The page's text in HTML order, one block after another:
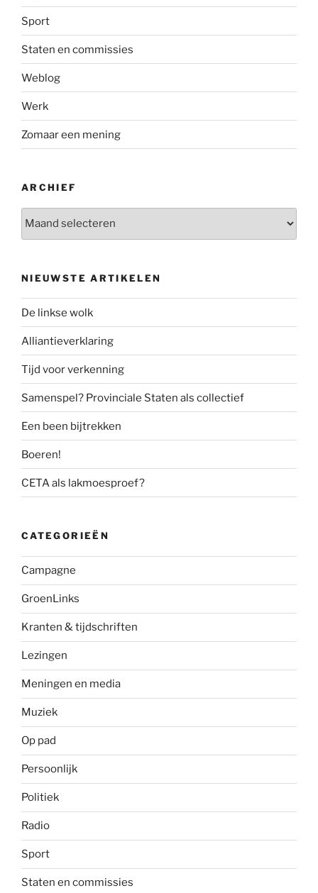
Sport
Staten en commissies
Weblog
Werk
Zomaar een mening
ARCHIEF
NIEUWSTE ARTIKELEN
De linkse wolk
Alliantieverklaring
Tijd voor verkenning
Samenspel? Provinciale Staten als collectief
Een been bijtrekken
Boeren!
CETA als lakmoesproef?
CATEGORIEËN
Campagne
GroenLinks
Kranten & tijdschriften
Lezingen
Meningen en media
Muziek
Op pad
Persoonlijk
Politiek
Radio
Sport
Staten en commissies